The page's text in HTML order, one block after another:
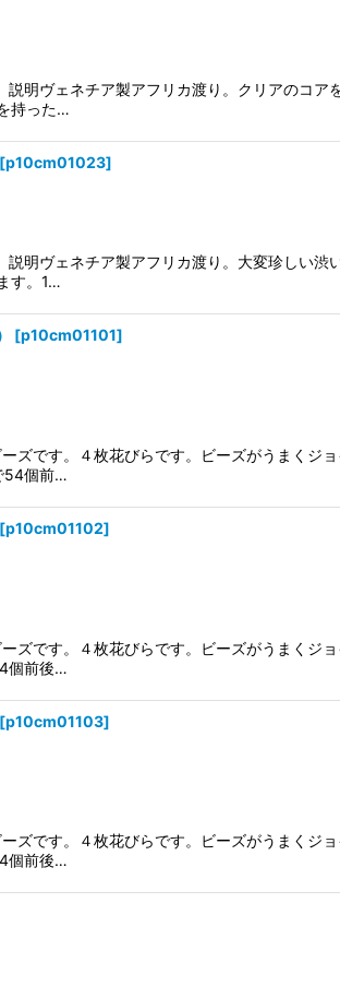
明ヴェネチア製アフリカ渡り。クリアのコ
持った…
[p10cm01023]
明ヴェネチア製アフリカ渡り。大変珍しい
す。1…
[p10cm01101]
ズです。４枚花びらです。ビーズがうまくジ
54個前…
[p10cm01102]
ズです。４枚花びらです。ビーズがうまくジ
個前後…
[p10cm01103]
ズです。４枚花びらです。ビーズがうまくジ
個前後…